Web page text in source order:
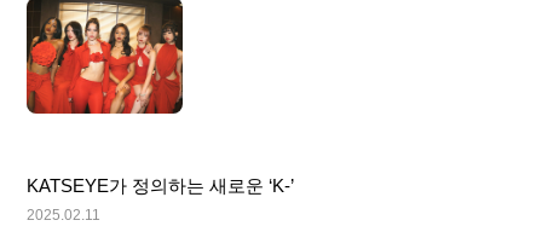
KATSEYE가 정의하는 새로운 ‘K-’
2025.02.11